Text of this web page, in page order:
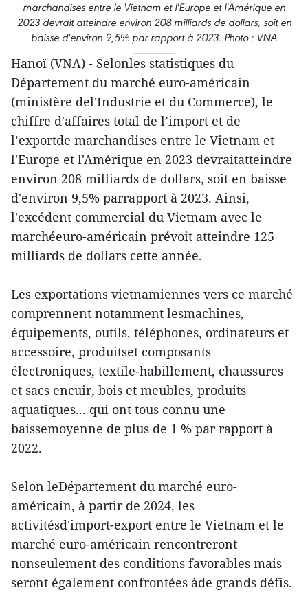
marchandises entre le Vietnam et l'Europe et l'Amérique en
2023 devrait atteindre environ 208 milliards de dollars, soit en
baisse d'environ 9,5% par rapport à 2023. Photo : VNA
Hanoï (VNA) - Selonles statistiques du
Département du marché euro-américain
(ministère del'Industrie et du Commerce), le
chiffre d'affaires total de l’import et de
l’exportde marchandises entre le Vietnam et
l'Europe et l'Amérique en 2023 devraitatteindre
environ 208 milliards de dollars, soit en baisse
d'environ 9,5% parrapport à 2023. Ainsi,
l'excédent commercial du Vietnam avec le
marchéeuro-américain prévoit atteindre 125
milliards de dollars cette année.
Les exportations vietnamiennes vers ce marché
comprennent notamment lesmachines,
équipements, outils, téléphones, ordinateurs et
accessoire, produitset composants
électroniques, textile-habillement, chaussures
et sacs encuir, bois et meubles, produits
aquatiques... qui ont tous connu une
baissemoyenne de plus de 1 % par rapport à
2022.
Selon leDépartement du marché euro-
américain, à partir de 2024, les
activitésd'import-export entre le Vietnam et le
marché euro-américain rencontreront
nonseulement des conditions favorables mais
seront également confrontées àde grands défis.